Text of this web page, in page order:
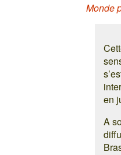
Monde
en
A